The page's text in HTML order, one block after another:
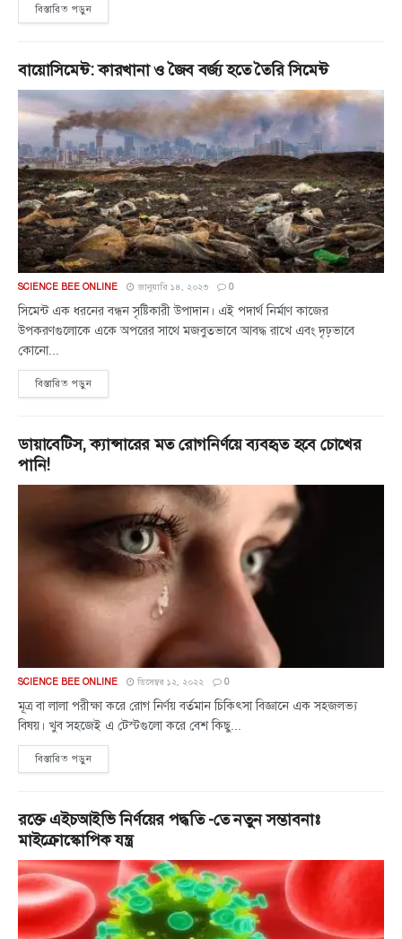
বিস্তারিত পড়ুন
বায়োসিমেন্ট: কারখানা ও জৈব বর্জ্য হতে তৈরি সিমেন্ট
SCIENCE BEE ONLINE জানুয়ারি ১৪, ২০২৩ 0
সিমেন্ট এক ধরনের বন্ধন সৃষ্টিকারী উপাদান। এই পদার্থ নির্মাণ কাজের
উপকরণগুলোকে একে অপরের সাথে মজবুতভাবে আবদ্ধ রাখে এবং দৃঢ়ভাবে
কোনো...
বিস্তারিত পড়ুন
ডায়াবেটিস, ক্যান্সারের মত রোগনির্ণয়ে ব্যবহৃত হবে চোখের
পানি!
SCIENCE BEE ONLINE ডিসেম্বর ১২, ২০২২ 0
মূত্র বা লালা পরীক্ষা করে রোগ নির্ণয় বর্তমান চিকিৎসা বিজ্ঞানে এক সহজলভ্য
বিষয়। খুব সহজেই এ টেস্টগুলো করে বেশ কিছু...
বিস্তারিত পড়ুন
রক্তে এইচআইভি নির্ণয়ের পদ্ধতি -তে নতুন সম্ভাবনাঃ
মাইক্রোস্কোপিক যন্ত্র